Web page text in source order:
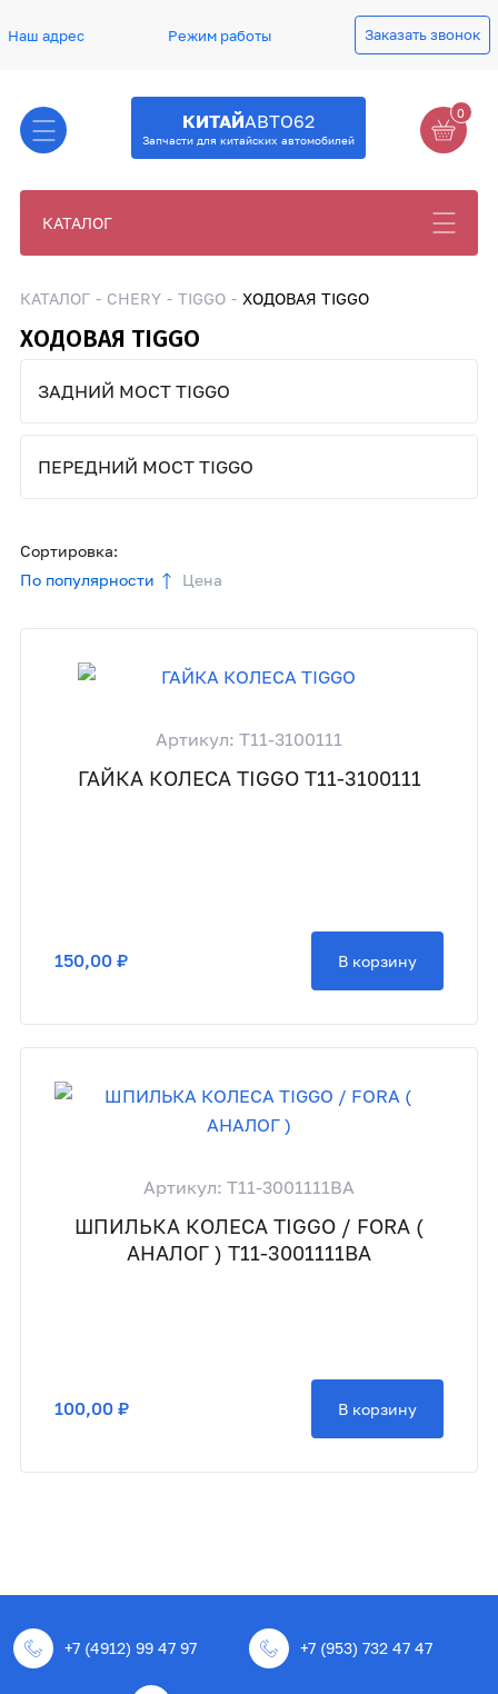
Наш адрес Режим работы Заказать звонок
КИТАЙАВТО62
Запчасти для китайских автомобилей
0
КАТАЛОГ
КАТАЛОГ CHERY TIGGO ХОДОВАЯ TIGGO
ХОДОВАЯ TIGGO
ЗАДНИЙ МОСТ TIGGO
ПЕРЕДНИЙ МОСТ TIGGO
Сортировка:
По популярности
Цена
Артикул: T11-3100111
ГАЙКА КОЛЕСА TIGGO T11-3100111
150,00 ₽ В корзину
Артикул: T11-3001111BA
ШПИЛЬКА КОЛЕСА TIGGO / FORA (
АНАЛОГ ) T11-3001111BA
100,00 ₽ В корзину
+7 (4912) 99 47 97 +7 (953) 732 47 47